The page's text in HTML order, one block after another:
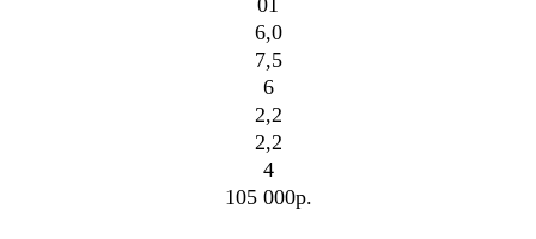
01
6,0
7,5
6
2,2
2,2
4
105 000р.